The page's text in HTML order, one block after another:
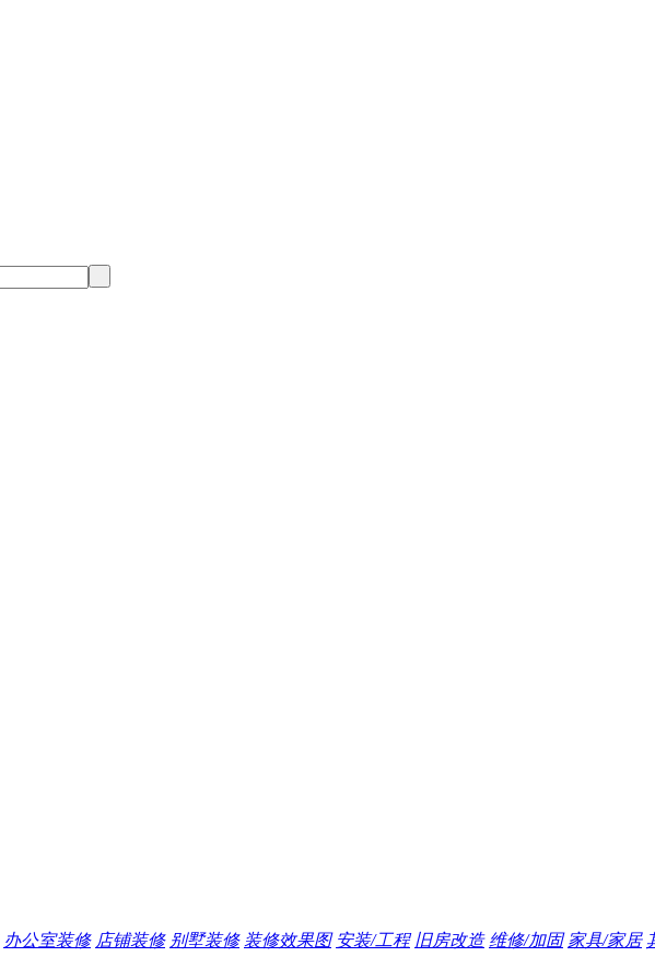
办公室装修 店铺装修 别墅装修 装修效果图 安装/工程 旧房改造 维修/加固 家具/家居